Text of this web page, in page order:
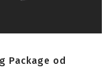
Package od